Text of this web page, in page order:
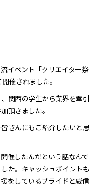
イベント「クリエイター祭
催されました。
関西の学生から業界を牽引
頂きました。
さんにもご紹介したいと思
催したんだという話なんで
た。キャッシュポイントも
をしているプライドと威信